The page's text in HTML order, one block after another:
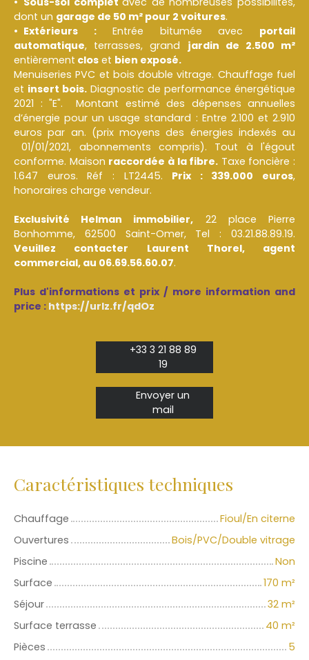
dont un garage de 50 m² pour 2 voitures.
Extérieurs :Entrée bitumée avec portail
automatique, terrasses, grand jardin de 2.500 m²
entièrement clos et bien exposé.
Menuiseries PVC et bois double vitrage. Chauffage fuel
et insert bois. Diagnostic de performance énergétique
2021 : "E". Montant estimé des dépenses annuelles
d’énergie pour un usage standard : Entre 2.100 et 2.910
euros par an. (prix moyens des énergies indexés au
01/01/2021, abonnements compris). Tout à l'égout
conforme. Maison raccordée à la fibre. Taxe foncière :
1.647 euros. Réf : LT2445. Prix : 339.000 euros,
honoraires charge vendeur.
Exclusivité Helman immobilier, 22 place Pierre
Bonhomme, 62500 Saint-Omer, Tel : 03.21.88.89.19.
Veuillez contacter Laurent Thorel, agent
commercial, au 06.69.56.60.07.
Plus d'informations et prix / more information and
price : https://urlz.fr/qdOz
+33 3 21 88 89
19
Envoyer un
mail
Caractéristiques techniques
Chauffage
Fioul/En citerne
Ouvertures
Bois/PVC/Double vitrage
Piscine
Non
Surface
170 m²
Séjour
32 m²
Surface terrasse
40 m²
Pièces
5